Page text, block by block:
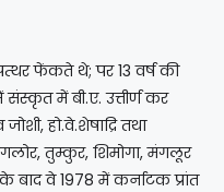
फेंकते थे; पर 13 वर्ष की
में बी.ए. उत्तीर्ण कर
हो.वे.शेषाद्रि तथा
तुम्कुर, शिमोगा, मंगलूर
बाद वे 1978 में कर्नाटक प्रांत